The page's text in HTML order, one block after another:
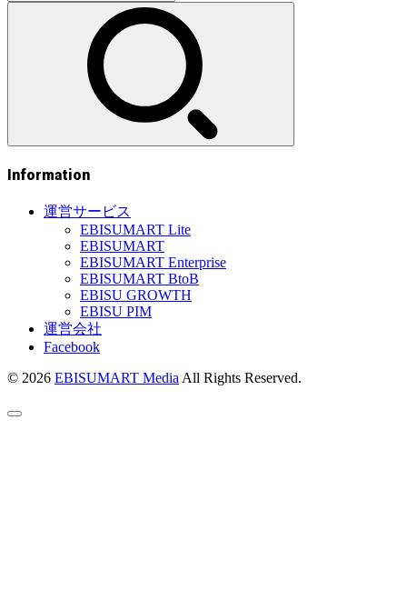
索:
Information
運営サービス
EBISUMART Lite
EBISUMART
EBISUMART Enterprise
EBISUMART BtoB
EBISU GROWTH
EBISU PIM
運営会社
Facebook
© 2026 EBISUMART Media All Rights Reserved.